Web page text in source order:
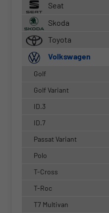
Seat
Skoda
Toyota
Volkswagen
Golf
Golf Variant
ID.3
ID.7
Passat Variant
Polo
T-Cross
T-Roc
T7 Multivan